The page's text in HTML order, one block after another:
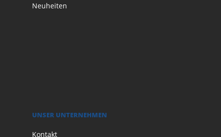
Neuheiten
UNSER UNTERNEHMEN
Kontakt